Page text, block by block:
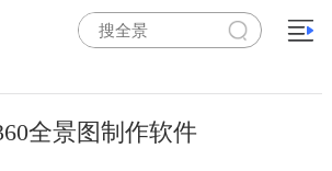
全景图制作软件